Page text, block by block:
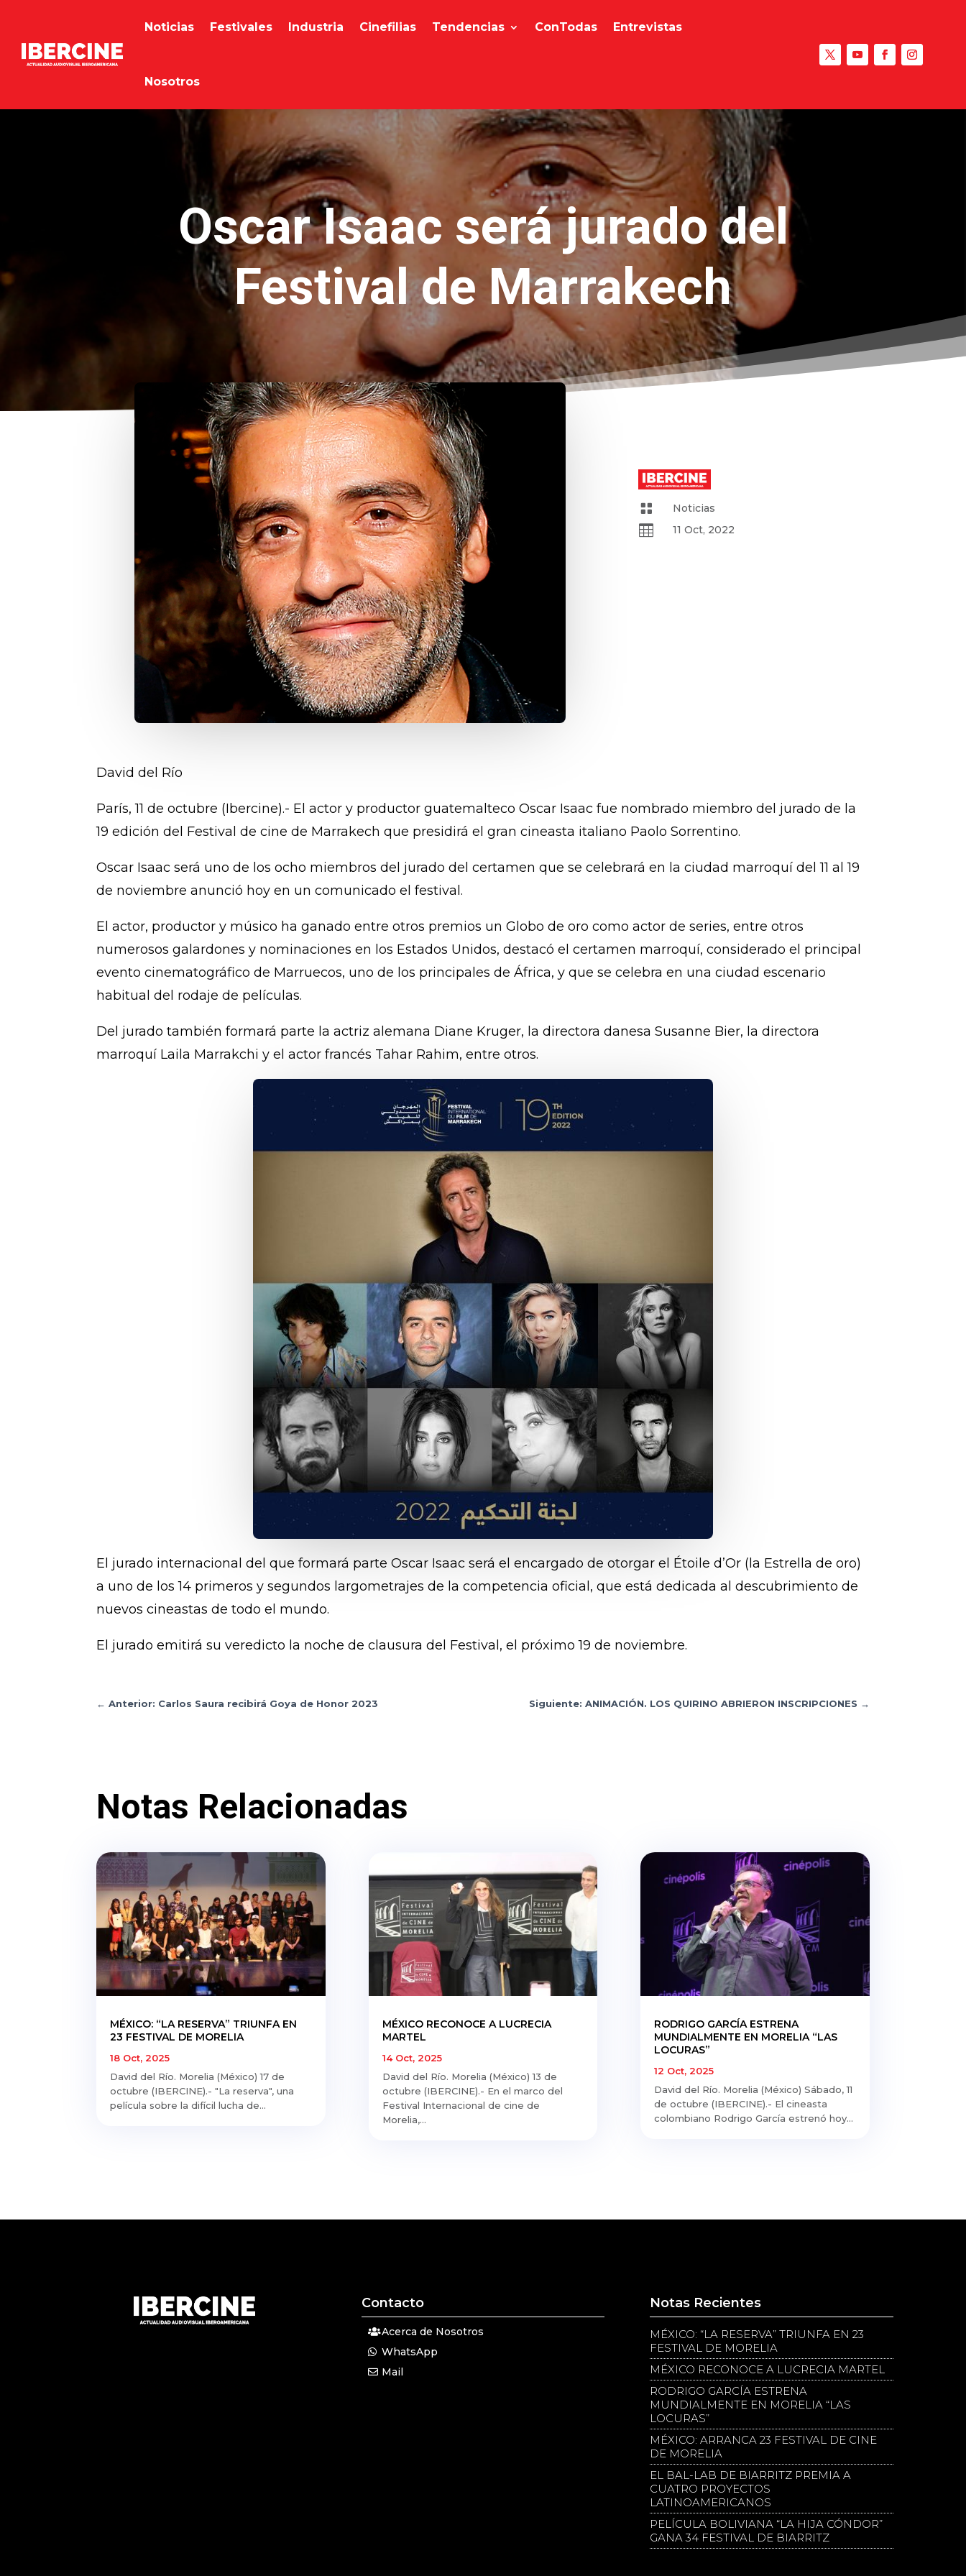
Noticias Festivales Industria Cinefilias Tendencias ConTodas Entrevistas
Nosotros
Oscar Isaac será jurado del
Festival de Marrakech
 Noticias
 11 Oct, 2022
David del Río
París, 11 de octubre (Ibercine).- El actor y productor guatemalteco Oscar Isaac fue nombrado miembro del jurado de la
19 edición del Festival de cine de Marrakech que presidirá el gran cineasta italiano Paolo Sorrentino.
Oscar Isaac será uno de los ocho miembros del jurado del certamen que se celebrará en la ciudad marroquí del 11 al 19
de noviembre anunció hoy en un comunicado el festival.
El actor, productor y músico ha ganado entre otros premios un Globo de oro como actor de series, entre otros
numerosos galardones y nominaciones en los Estados Unidos, destacó el certamen marroquí, considerado el principal
evento cinematográfico de Marruecos, uno de los principales de África, y que se celebra en una ciudad escenario
habitual del rodaje de películas.
Del jurado también formará parte la actriz alemana Diane Kruger, la directora danesa Susanne Bier, la directora
marroquí Laila Marrakchi y el actor francés Tahar Rahim, entre otros.
El jurado internacional del que formará parte Oscar Isaac será el encargado de otorgar el Étoile d’Or (la Estrella de oro)
a uno de los 14 primeros y segundos largometrajes de la competencia oficial, que está dedicada al descubrimiento de
nuevos cineastas de todo el mundo.
El jurado emitirá su veredicto la noche de clausura del Festival, el próximo 19 de noviembre.
←Anterior: Carlos Saura recibirá Goya de Honor 2023 Siguiente: ANIMACIÓN. LOS QUIRINO ABRIERON INSCRIPCIONES →
Notas Relacionadas
MÉXICO: “LA RESERVA” TRIUNFA EN
23 FESTIVAL DE MORELIA
18 Oct, 2025
David del Río. Morelia (México) 17 de
octubre (IBERCINE).- "La reserva", una
película sobre la difícil lucha de...
MÉXICO RECONOCE A LUCRECIA
MARTEL
14 Oct, 2025
David del Río. Morelia (México) 13 de
octubre (IBERCINE).- En el marco del
Festival Internacional de cine de
Morelia,...
RODRIGO GARCÍA ESTRENA
MUNDIALMENTE EN MORELIA “LAS
LOCURAS”
12 Oct, 2025
David del Río. Morelia (México) Sábado, 11
de octubre (IBERCINE).- El cineasta
colombiano Rodrigo García estrenó hoy...
Contacto
Acerca de Nosotros
WhatsApp
Mail
Notas Recientes
MÉXICO: “LA RESERVA” TRIUNFA EN 23
FESTIVAL DE MORELIA
MÉXICO RECONOCE A LUCRECIA MARTEL
RODRIGO GARCÍA ESTRENA
MUNDIALMENTE EN MORELIA “LAS
LOCURAS”
MÉXICO: ARRANCA 23 FESTIVAL DE CINE
DE MORELIA
EL BAL-LAB DE BIARRITZ PREMIA A
CUATRO PROYECTOS
LATINOAMERICANOS
PELÍCULA BOLIVIANA “LA HIJA CÓNDOR”
GANA 34 FESTIVAL DE BIARRITZ